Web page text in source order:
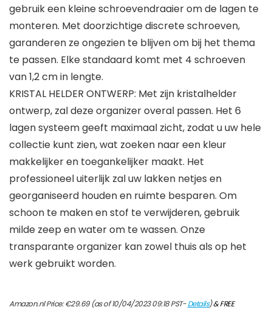
gebruik een kleine schroevendraaier om de lagen te
monteren. Met doorzichtige discrete schroeven,
garanderen ze ongezien te blijven om bij het thema
te passen. Elke standaard komt met 4 schroeven
van 1,2 cm in lengte.
KRISTAL HELDER ONTWERP: Met zijn kristalhelder
ontwerp, zal deze organizer overal passen. Het 6
lagen systeem geeft maximaal zicht, zodat u uw hele
collectie kunt zien, wat zoeken naar een kleur
makkelijker en toegankelijker maakt. Het
professioneel uiterlijk zal uw lakken netjes en
georganiseerd houden en ruimte besparen. Om
schoon te maken en stof te verwijderen, gebruik
milde zeep en water om te wassen. Onze
transparante organizer kan zowel thuis als op het
werk gebruikt worden.
Amazon.nl Price:€29.69(as of 10/04/2023 09:18 PST-Details)&FREE